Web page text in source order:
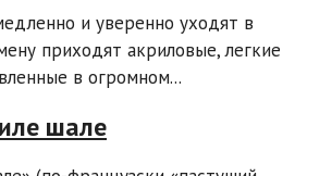
и уверенно уходят в
приходят акриловые, легкие
в огромном...
шале